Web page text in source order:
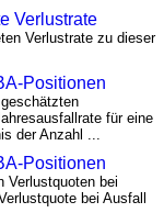
Verlustrate
Verlustrate zu dieser
Positionen
für eine
der Anzahl ...
Positionen
Verlustquoten bei
bei Ausfall